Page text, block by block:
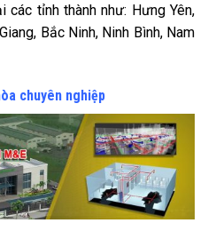
các tỉnh thành như: Hưng Yên,
Bắc Ninh, Ninh Bình, Nam
chuyên nghiệp